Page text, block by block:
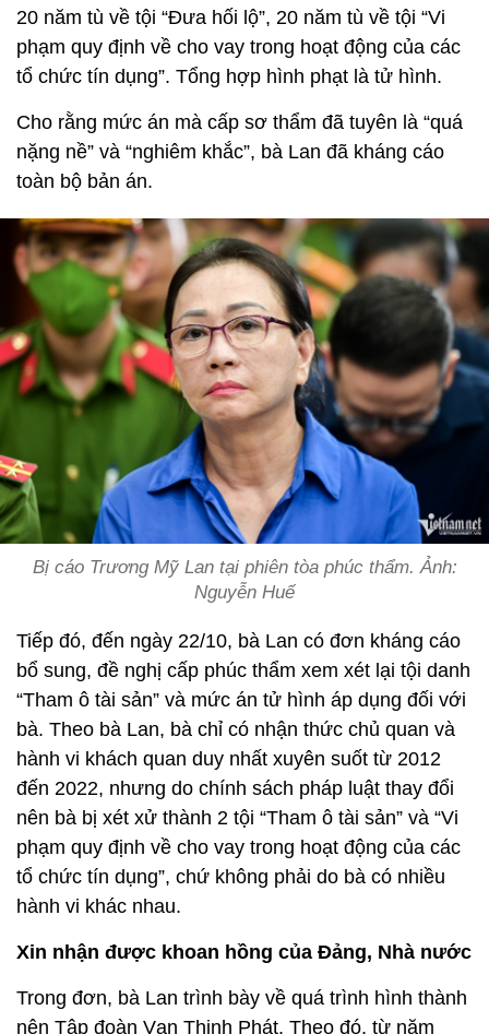
20 năm tù về tội “Đưa hối lộ”, 20 năm tù về tội “Vi
phạm quy định về cho vay trong hoạt động của các
tổ chức tín dụng”. Tổng hợp hình phạt là tử hình.
Cho rằng mức án mà cấp sơ thẩm đã tuyên là “quá
nặng nề” và “nghiêm khắc”, bà Lan đã kháng cáo
toàn bộ bản án.
Bị cáo Trương Mỹ Lan tại phiên tòa phúc thẩm. Ảnh:
Nguyễn Huế
Tiếp đó, đến ngày 22/10, bà Lan có đơn kháng cáo
bổ sung, đề nghị cấp phúc thẩm xem xét lại tội danh
“Tham ô tài sản” và mức án tử hình áp dụng đối với
bà. Theo bà Lan, bà chỉ có nhận thức chủ quan và
hành vi khách quan duy nhất xuyên suốt từ 2012
đến 2022, nhưng do chính sách pháp luật thay đổi
nên bà bị xét xử thành 2 tội “Tham ô tài sản” và “Vi
phạm quy định về cho vay trong hoạt động của các
tổ chức tín dụng”, chứ không phải do bà có nhiều
hành vi khác nhau.
Xin nhận được khoan hồng của Đảng, Nhà nước
Trong đơn, bà Lan trình bày về quá trình hình thành
nên Tập đoàn Vạn Thịnh Phát. Theo đó, từ năm